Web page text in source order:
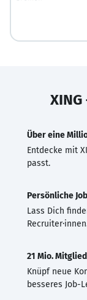
Über eine
Entdecke mit
passt.
Persönliche
Lass Dich
21 Mio.
Knüpf neue
besseres Job-